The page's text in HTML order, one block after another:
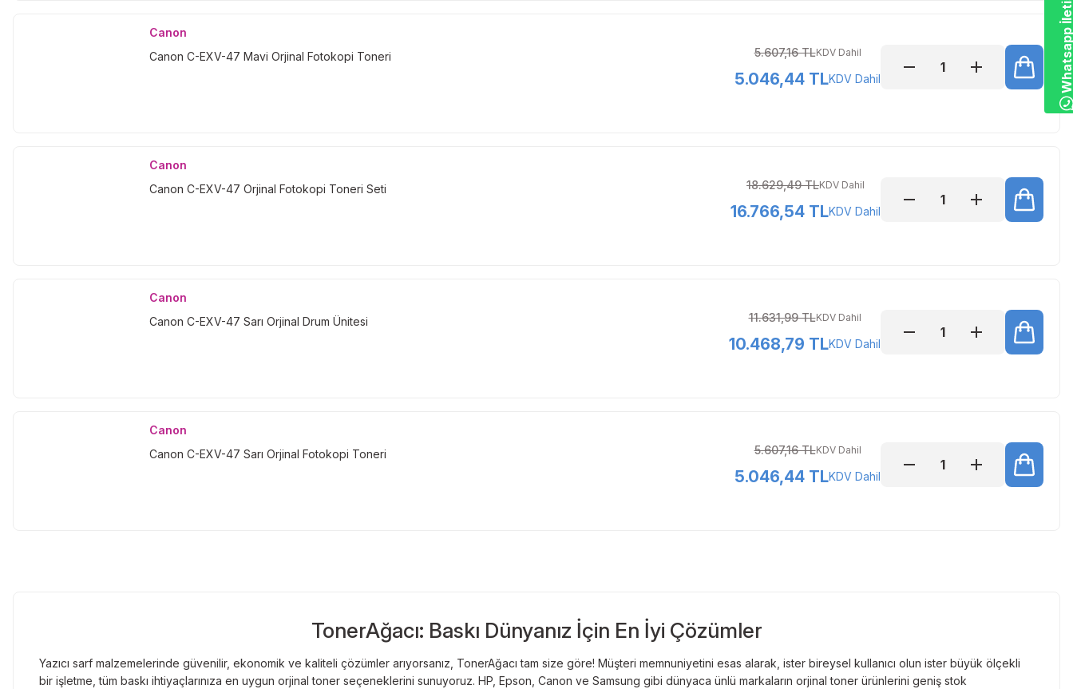
Canon
Canon C-EXV-47 Mavi Orjinal Fotokopi Toneri
5.607,16 TLKDV Dahil
5.046,44 TLKDV Dahil
Canon
Canon C-EXV-47 Orjinal Fotokopi Toneri Seti
18.629,49 TLKDV Dahil
16.766,54 TLKDV Dahil
Canon
Canon C-EXV-47 Sarı Orjinal Drum Ünitesi
11.631,99 TLKDV Dahil
10.468,79 TLKDV Dahil
Canon
Canon C-EXV-47 Sarı Orjinal Fotokopi Toneri
5.607,16 TLKDV Dahil
5.046,44 TLKDV Dahil
TonerAğacı: Baskı Dünyanız İçin En İyi Çözümler
Yazıcı sarf malzemelerinde güvenilir, ekonomik ve kaliteli çözümler arıyorsanız, TonerAğacı tam size göre! Müşteri memnuniyetini esas alarak, ister bireysel kullanıcı olun ister büyük ölçekli
bir işletme, tüm baskı ihtiyaçlarınıza en uygun orjinal toner seçeneklerini sunuyoruz. HP, Epson, Canon ve Samsung gibi dünyaca ünlü markaların orjinal toner ürünlerini geniş stok